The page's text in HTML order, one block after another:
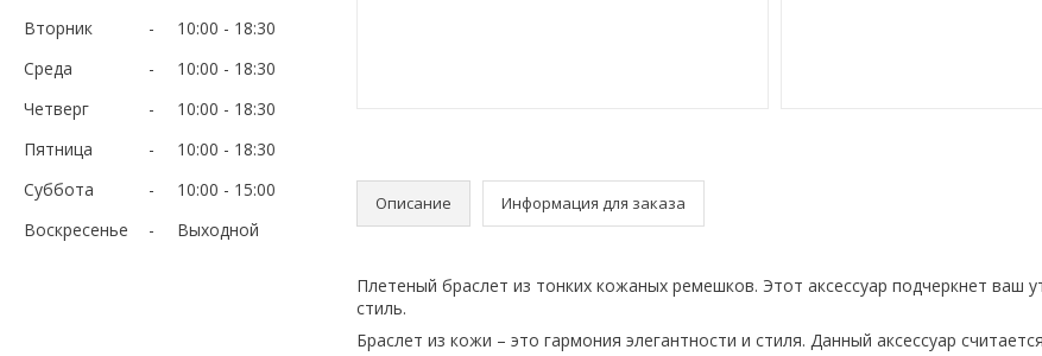
Вторник
10:00
18:30
Среда
10:00
18:30
Четверг
10:00
18:30
Пятница
10:00
18:30
Суббота
10:00
15:00
Воскресенье
Выходной
Описание Информация для заказа
Плетеный браслет из тонких кожаных ремешков. Этот аксессуар подчеркнет ваш
стиль.
Браслет из кожи – это гармония элегантности и стиля. Данный аксессуар